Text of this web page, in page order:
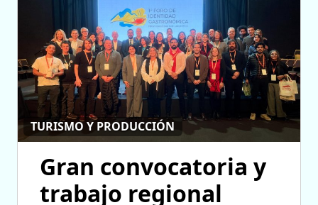
TURISMO Y PRODUCCIÓN
Gran convocatoria y
trabajo regional